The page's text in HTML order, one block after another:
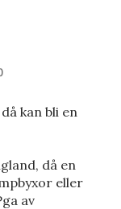
kan bli en
då en
eller
av